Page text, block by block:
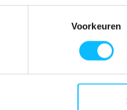
Voorkeuren
aan de
L1902:2002) en
voor
(S-XL). De
irriterende